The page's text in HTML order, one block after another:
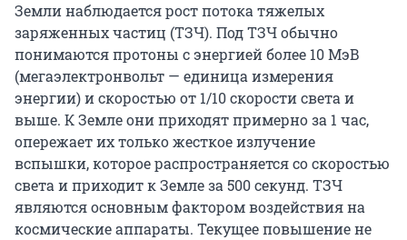
Земли наблюдается рост потока тяжелых
заряженных частиц (ТЗЧ). Под ТЗЧ обычно
понимаются протоны с энергией более 10 МэВ
(мегаэлектронвольт — единица измерения
энергии) и скоростью от 1/10 скорости света и
выше. К Земле они приходят примерно за 1 час,
опережает их только жесткое излучение
вспышки, которое распространяется со скоростью
света и приходит к Земле за 500 секунд. ТЗЧ
являются основным фактором воздействия на
космические аппараты. Текущее повышение не